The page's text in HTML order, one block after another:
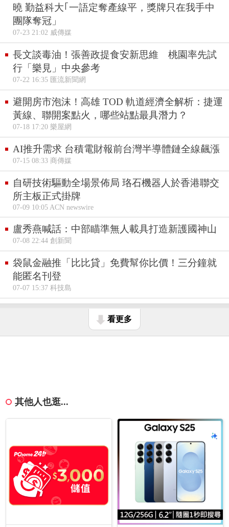
曉 勤益科大｢一語定奪產線平，獎牌只在我手中
團隊奪冠」
07-23 21:02 威傳媒
長文談毒油！張善政提食安新思維 桃園率先試
行「樂見」中央參考
07-22 16:35 匯流新聞網
避開房市泡沫！高雄 TOD 軌道經濟全解析：捷運
黃線、聯開案點火，哪些站點最具潛力？
07-18 17:20 樂屋網
AI推升需求 台積電財報前台灣半導體鏈全線飆漲
07-15 08:33 商傳媒
自研技術驅動全場景佈局 珞石機器人於香港聯交
所主板正式掛牌
07-09 10:05 ACN newswire
盧秀燕喊話：中部瞄準無人載具打造新護國神山
07-08 22:44 創新聞
袋鼠金融推「比比貸」免費幫你比價！三分鐘就
能匿名刊登
07-07 15:37 科技島
看更多
其他人也逛...